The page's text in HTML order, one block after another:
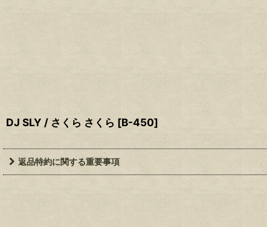
DJ SLY / さくら さくら [B-450]
返品特約に関する重要事項